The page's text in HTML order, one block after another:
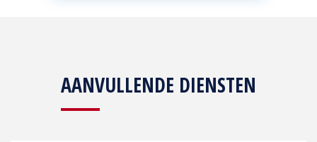
AANVULLENDE DIENSTEN